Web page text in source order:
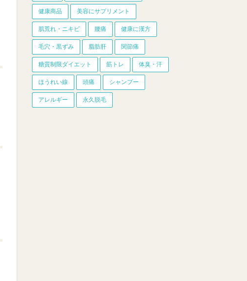
健康商品 美容にサプリメント
肌荒れ・ニキビ 腰痛 健康に漢方
毛穴・黒ずみ 脂肪肝 関節痛
糖質制限ダイエット 筋トレ 体臭・汗
ほうれい線 頭痛 シャンプー
アレルギー 永久脱毛